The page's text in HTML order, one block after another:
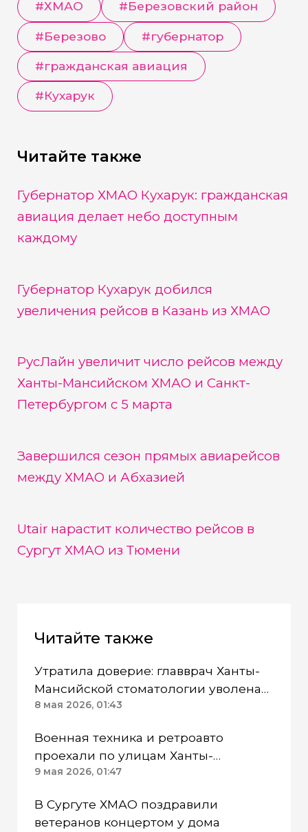
#ХМАО #Березовский район
#Березово #губернатор
#гражданская авиация
#Кухарук
Читайте также
Губернатор ХМАО Кухарук: гражданская
авиация делает небо доступным
каждому
Губернатор Кухарук добился
увеличения рейсов в Казань из ХМАО
РусЛайн увеличит число рейсов между
Ханты-Мансийском ХМАО и Санкт-
Петербургом с 5 марта
Завершился сезон прямых авиарейсов
между ХМАО и Абхазией
Utair нарастит количество рейсов в
Сургут ХМАО из Тюмени
Читайте также
Утратила доверие: главврач Ханты-
Мансийской стоматологии уволена
по решению суда
8 мая 2026, 01:43
Военная техника и ретроавто
проехали по улицам Ханты-
Мансийска ХМАО во время парада
9 мая 2026, 01:47
В Сургуте ХМАО поздравили
ветеранов концертом у дома